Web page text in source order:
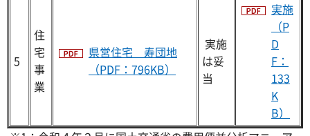
5
住
宅
事
業
県営住宅 寿団地
（PDF：796KB）
実施
は妥
当
実施
（P
D
F：
133
K
B）